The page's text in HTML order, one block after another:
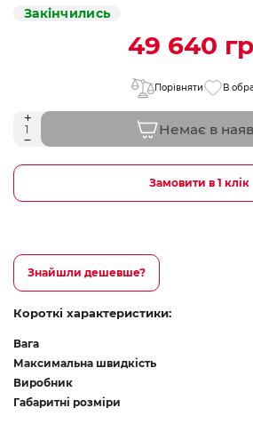
Закінчились
49 640
Порівняти В
Немає в
Замовити в 1 клік
Знайшли дешевше?
Короткі характеристики:
Вага
Максимальна швидкість
Виробник
Габаритні розміри